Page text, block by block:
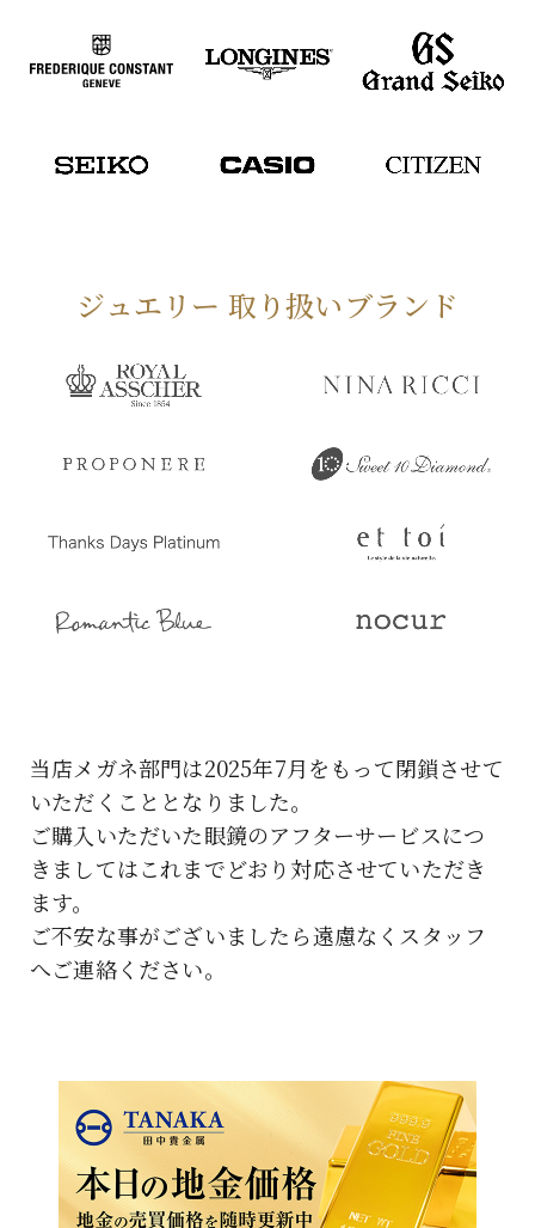
ジュエリー 取り扱いブランド
当店メガネ部門は2025年7月をもって閉鎖させて
いただくこととなりました。
ご購入いただいた眼鏡のアフターサービスにつ
きましてはこれまでどおり対応させていただき
ます。
ご不安な事がございましたら遠慮なくスタッフ
へご連絡ください。